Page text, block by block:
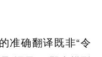
准确翻译既非“令